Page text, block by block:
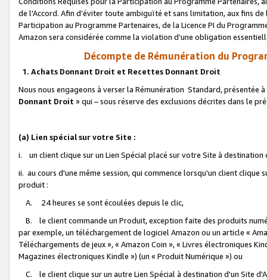
de l'Accord. Afin d’éviter toute ambiguïté et sans limitation, aux fins
Participation au Programme Partenaires, de la Licence PI du
Amazon sera considérée comme la violation d’une obligation
Décompte de Rémunération du
1. Achats Donnant Droit et Recettes Donnant Droit
Nous nous engageons à verser la Rémunération Standard, présentée
Donnant Droit » qui – sous réserve des exclusions décrites dans le
(a) Lien spécial sur votre Site :
i. un client clique sur un Lien Spécial placé sur votre Site à destination
ii. au cours d'une même session, qui commence lorsqu'un client
produit :
A. 24 heures se sont écoulées depuis le clic,
B. le client commande un Produit, exception faite des produits
par exemple, un téléchargement de logiciel Amazon ou un article «
Téléchargements de jeux », « Amazon Coin », « Livres électroniques
Magazines électroniques Kindle ») (un « Produit Numérique ») ou
C. le client clique sur un autre Lien Spécial à destination d'un Site